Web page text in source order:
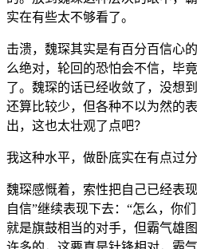
实在有些太不够看了。
击溃，魏琛其实是有百分百信心
么绝对，轮回的恐怕会不信，毕
了。魏琛的话已经收敛了，没想
还算比较少，但各种不以为然的
出，这也太壮观了点吧？
我这种水平，做卧底实在有点过分
魏琛感慨着，索性把自己已经表
自信”继续表现下去：“怎么，你
就是旗鼓相当的对手，但霸气雄